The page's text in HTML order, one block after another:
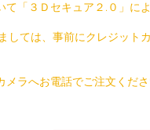
て「３Ｄセキュア２.０」に
しては、事前にクレジット
メラへお電話でご注文くだ